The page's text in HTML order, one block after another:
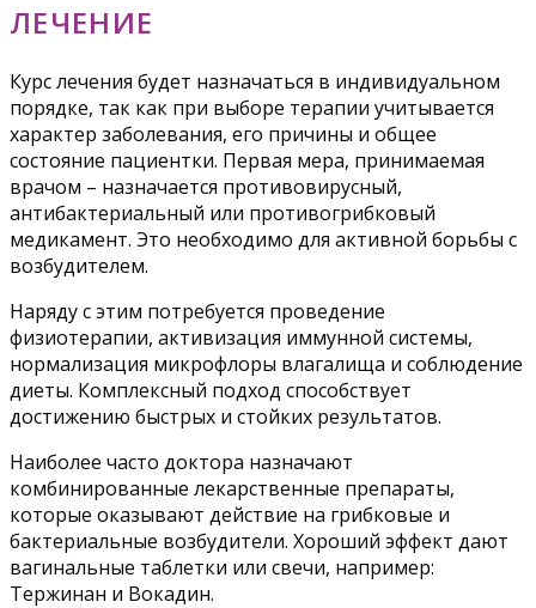
ЛЕЧЕНИЕ
Курс лечения будет назначаться в индивидуальном
порядке, так как при выборе терапии учитывается
характер заболевания, его причины и общее
состояние пациентки. Первая мера, принимаемая
врачом – назначается противовирусный,
антибактериальный или противогрибковый
медикамент. Это необходимо для активной борьбы с
возбудителем.
Наряду с этим потребуется проведение
физиотерапии, активизация иммунной системы,
нормализация микрофлоры влагалища и соблюдение
диеты. Комплексный подход способствует
достижению быстрых и стойких результатов.
Наиболее часто доктора назначают
комбинированные лекарственные препараты,
которые оказывают действие на грибковые и
бактериальные возбудители. Хороший эффект дают
вагинальные таблетки или свечи, например:
Тержинан и Вокадин.